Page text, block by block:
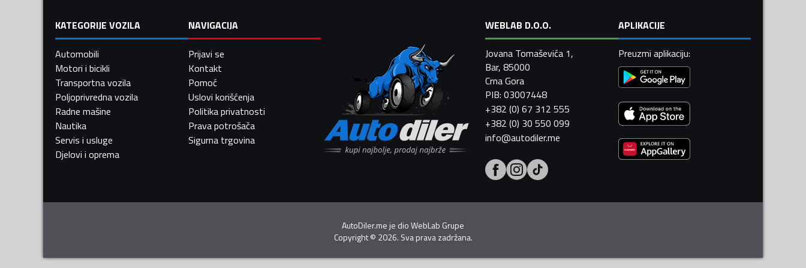
KATEGORIJE VOZILA
Automobili
Motori i bicikli
Transportna vozila
Poljoprivredna vozila
Radne mašine
Nautika
Servis i usluge
Djelovi i oprema
NAVIGACIJA
Prijavi se
Kontakt
Pomoć
Uslovi korišćenja
Politika privatnosti
Prava potrošača
Sigurna trgovina
WEBLAB D.O.O.
Jovana Tomaševića 1,
Bar, 85000
Crna Gora
PIB: 03007448
+382 (0) 67 312 555
+382 (0) 30 550 099
info@autodiler.me
APLIKACIJE
Preuzmi aplikaciju:
AutoDiler.me je dioWebLab Grupe
Copyright© 2026. Sva prava zadržana.